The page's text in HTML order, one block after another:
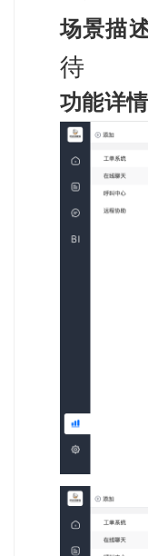
场景描
待
功能详